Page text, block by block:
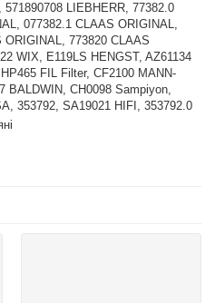
571890708 LIEBHERR, 77382.0
077382.1 CLAAS ORIGINAL,
ORIGINAL, 773820 CLAAS
WIX, E119LS HENGST, AZ61134
FIL Filter, CF2100 MANN-
BALDWIN, CH0098 Sampiyon,
353792, SA19021 HIFI, 353792.0